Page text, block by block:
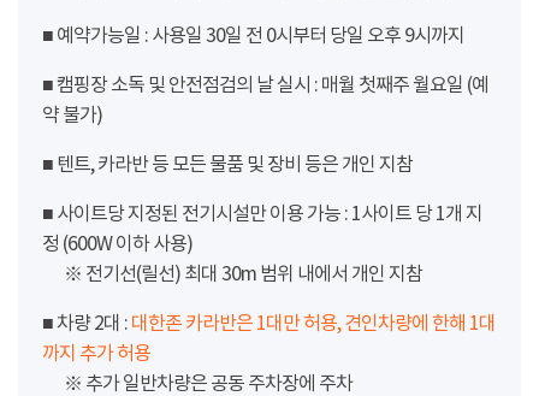
■ 예약가능일 : 사용일 30일 전 0시부터 당일 오후 9시까지
■ 캠핑장 소독 및 안전점검의 날 실시 : 매월 첫째주 월요일 (예
약 불가)
■ 텐트, 카라반 등 모든 물품 및 장비 등은 개인 지참
■ 사이트당 지정된 전기시설만 이용 가능 : 1사이트 당 1개 지
정 (600W 이하 사용)
※ 전기선(릴선) 최대 30m 범위 내에서 개인 지참
■ 차량 2대 : 대한존 카라반은 1대만 허용, 견인차량에 한해 1대
까지 추가 허용
※ 추가 일반차량은 공동 주차장에 주차